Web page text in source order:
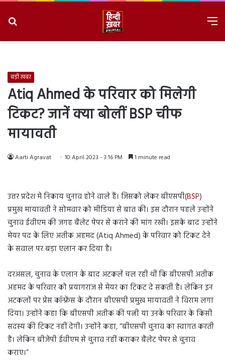
बड़ी ख़बर
Atiq Ahmed के परिवार को मिलेगी
टिकट? जानें क्या बोलीं BSP चीफ
मायावती
Aarti Agravat 10 April 2023 - 3:16 PM 1 minute read
उत्तर प्रदेश मे निकाय चुनाव होने वाले हैं। जिसको लेकर बीएसपी(BSP)
प्रमुख मायावती ने सोमवार को मीडिया से बात की। इस दौरान पहले उन्होंने
चुनाव ईवीएम की जगह बैलेट पेपर से कराने की मांग रखी। इसके बाद उन्होंने
मेयर पद के लिए अतीक अहमद (Atiq Ahmed) के परिवार को टिकट देने
के सवाल पर बड़ा एलान कर दिया है।
दरअसल, चुनाव के एलान के बाद अटकलें चल रही थीं कि बीएसपी अतीक
अहमद के परिवार को प्रयागराज से मेयर का टिकट दे सकती है। लेकिन इन
अटकलों पर प्रेस कॉन्फ्रेंस के दौरान बीएसपी प्रमुख मायावती ने विराम लगा
दिया। उन्होंने कहा कि बीएसपी अतीक की पत्नी या उनके परिवार के किसी
सदस्य की टिकट नहीं देगी। उन्होंने कहा, “बीएसपी चुनाव का स्वागत करती
है। लेकिन बीजेपी ईवीएम से चुनाव नहीं कराकर बैलेट पेपर से चुनाव
कराए।”